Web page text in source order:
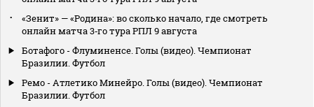
«Зенит» — «Родина»: во сколько начало, где смотреть
онлайн матча 3‑го тура РПЛ 9 августа
Ботафого - Флуминенсе. Голы (видео). Чемпионат
Бразилии. Футбол
Ремо - Атлетико Минейро. Голы (видео). Чемпионат
Бразилии. Футбол